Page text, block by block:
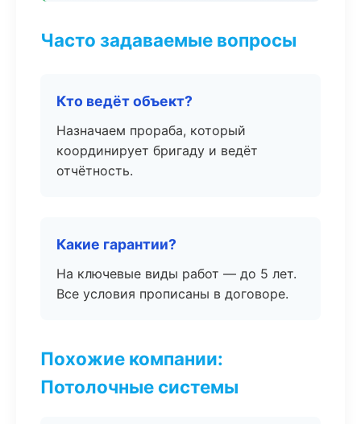
Часто задаваемые вопросы
Кто ведёт объект?
Назначаем прораба, который
координирует бригаду и ведёт
отчётность.
Какие гарантии?
На ключевые виды работ — до 5 лет.
Все условия прописаны в договоре.
Похожие компании:
Потолочные системы